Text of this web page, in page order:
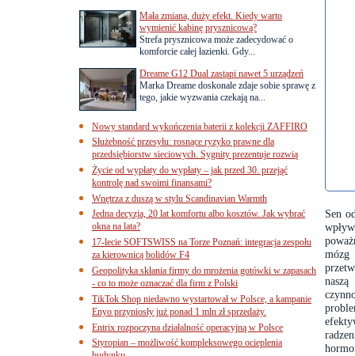
Sen
Mała zmiana, duży efekt. Kiedy warto
wymienić kabinę prysznicową?
Strefa prysznicowa może zadecydować o
komforcie całej łazienki. Gdy...
Dreame G12 Dual zastąpi nawet 5 urządzeń
Marka Dreame doskonale zdaje sobie sprawę z
tego, jakie wyzwania czekają na...
Nowy standard wykończenia baterii z kolekcji ZAFFIRO
Służebność przesyłu: rosnące ryzyko prawne dla
przedsiębiorstw sieciowych. Sygnity prezentuje rozwią
Życie od wypłaty do wypłaty – jak przed 30. przejąć
kontrolę nad swoimi finansami?
Wnętrza z duszą w stylu Scandinavian Warmth
Jedna decyzja, 20 lat komfortu albo kosztów. Jak wybrać
okna na lata?
17-lecie SOFTSWISS na Torze Poznań: integracja zespołu
za kierownicą bolidów F4
Geopolityka skłania firmy do mrożenia gotówki w zapasach
- co to może oznaczać dla firm z Polski
TikTok Shop niedawno wystartował w Polsce, a kampanie
Enyo przyniosły już ponad 1 mln zł sprzedaży.
Entrix rozpoczyna działalność operacyjną w Polsce
Styropian – możliwość kompleksowego ocieplenia